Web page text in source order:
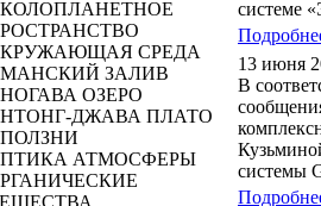
СРЕДА
ЗАЛИВ
ОЗЕРО
ДЖАВА ПЛАТО
АТМОСФЕРЫ
системе
13 июня
В
системы